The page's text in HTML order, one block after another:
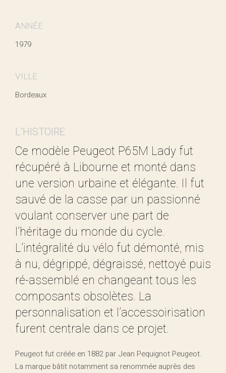
ANNÉE
1979
VILLE
Bordeaux
L’HISTOIRE
Ce modèle Peugeot P65M Lady fut
récupéré à Libourne et monté dans
une version urbaine et élégante. Il fut
sauvé de la casse par un passionné
voulant conserver une part de
l’héritage du monde du cycle.
L’intégralité du vélo fut démonté, mis
à nu, dégrippé, dégraissé, nettoyé puis
ré-assemblé en changeant tous les
composants obsolètes. La
personnalisation et l’accessoirisation
furent centrale dans ce projet.
Peugeot fut créée en 1882 par Jean Pequignot Peugeot.
La marque bâtit notamment sa renommée auprès des